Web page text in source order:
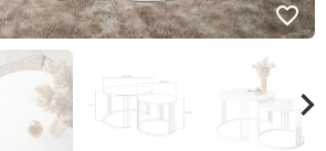
favorite_border